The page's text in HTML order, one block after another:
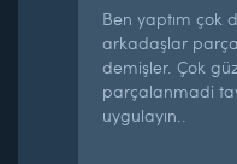
Ben yaptım çok
arkadaşlar
demişler. Çok
parçalanmadi
uygulayın..